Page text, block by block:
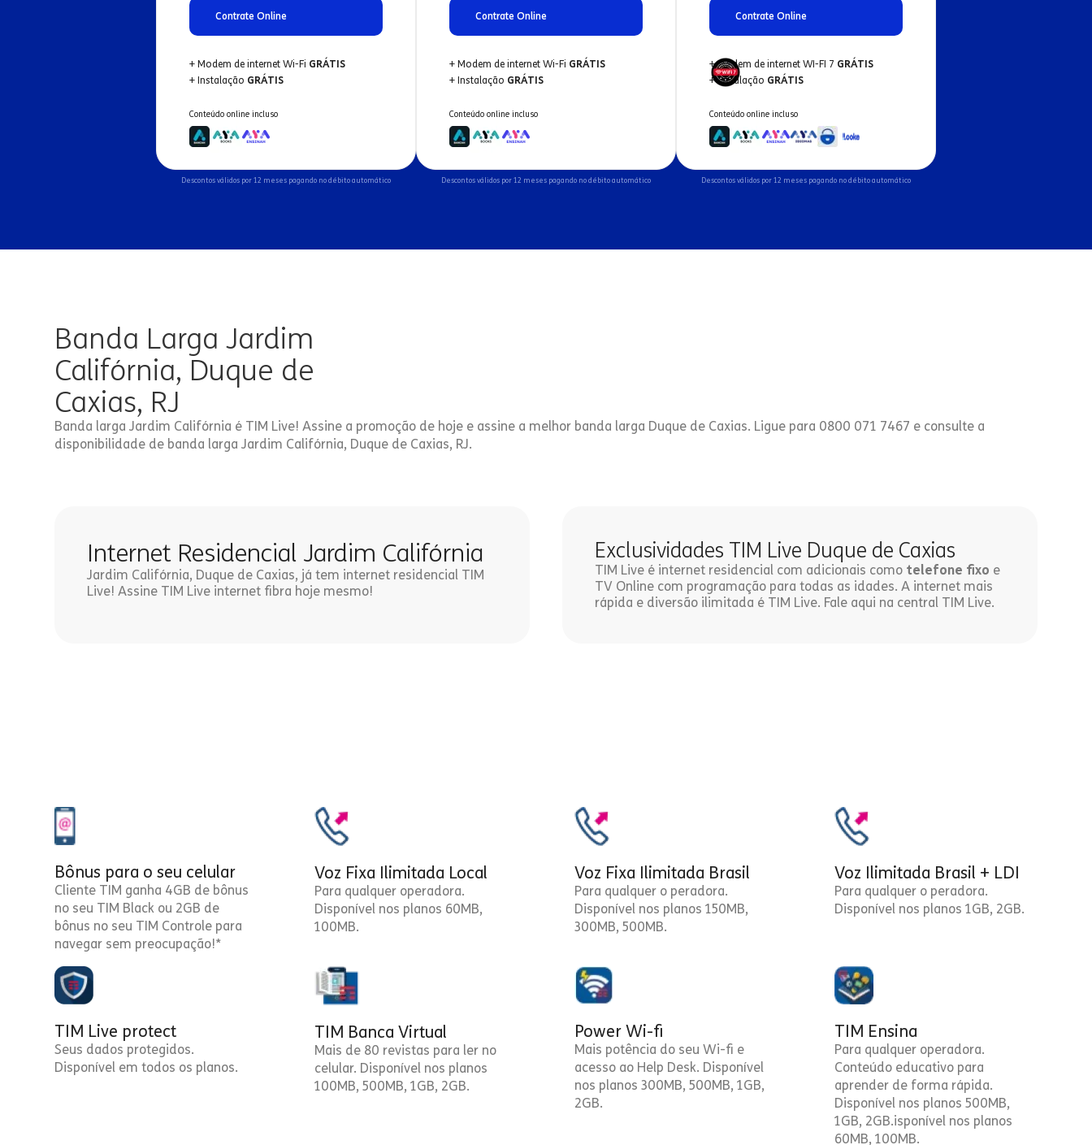
Contrate Online
+ Modem de internet Wi-Fi GRÁTIS
+ Instalação GRÁTIS
Conteúdo online incluso
Descontos válidos por 12 meses pagando no débito automático
Contrate Online
+ Modem de internet Wi-Fi GRÁTIS
+ Instalação GRÁTIS
Conteúdo online incluso
Descontos válidos por 12 meses pagando no débito automático
Contrate Online
+ Modem de internet WI-FI 7 GRÁTIS
+ Instalação GRÁTIS
Conteúdo online incluso
Descontos válidos por 12 meses pagando no débito automático
Banda Larga Jardim
Califórnia, Duque de
Caxias, RJ
Banda larga Jardim Califórnia é TIM Live! Assine a promoção de hoje e assine a melhor banda larga Duque de Caxias. Ligue para 0800 071 7467 e consulte a
disponibilidade de banda larga Jardim Califórnia, Duque de Caxias, RJ.
Internet Residencial Jardim Califórnia
Jardim Califórnia, Duque de Caxias, já tem internet residencial TIM
Live! Assine TIM Live internet fibra hoje mesmo!
Exclusividades TIM Live Duque de Caxias
TIM Live é internet residencial com adicionais como telefone fixo e
TV Online com programação para todas as idades. A internet mais
rápida e diversão ilimitada é TIM Live. Fale aqui na central TIM Live.
Bônus para o seu celular
Cliente TIM ganha 4GB de bônus
no seu TIM Black ou 2GB de
bônus no seu TIM Controle para
navegar sem preocupação!*
Voz Fixa Ilimitada Local
Para qualquer operadora.
Disponível nos planos 60MB,
100MB.
Voz Fixa Ilimitada Brasil
Para qualquer o peradora.
Disponível nos planos 150MB,
300MB, 500MB.
Voz Ilimitada Brasil + LDI
Para qualquer o peradora.
Disponível nos planos 1GB, 2GB.
TIM Live protect
Seus dados protegidos.
Disponível em todos os planos.
TIM Banca Virtual
Mais de 80 revistas para ler no
celular. Disponível nos planos
100MB, 500MB, 1GB, 2GB.
Power Wi-fi
Mais potência do seu Wi-fi e
acesso ao Help Desk. Disponível
nos planos 300MB, 500MB, 1GB,
2GB.
TIM Ensina
Para qualquer operadora.
Conteúdo educativo para
aprender de forma rápida.
Disponível nos planos 500MB,
1GB, 2GB.isponível nos planos
60MB, 100MB.